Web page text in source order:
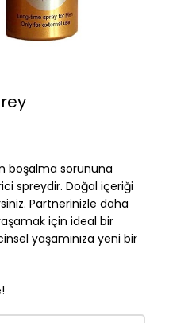
boşalma sorununa
spreydir. Doğal içeriği
Partnerinizle daha
için ideal bir
yaşamınıza yeni bir